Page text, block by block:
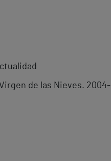
de las Nieves. 2004-